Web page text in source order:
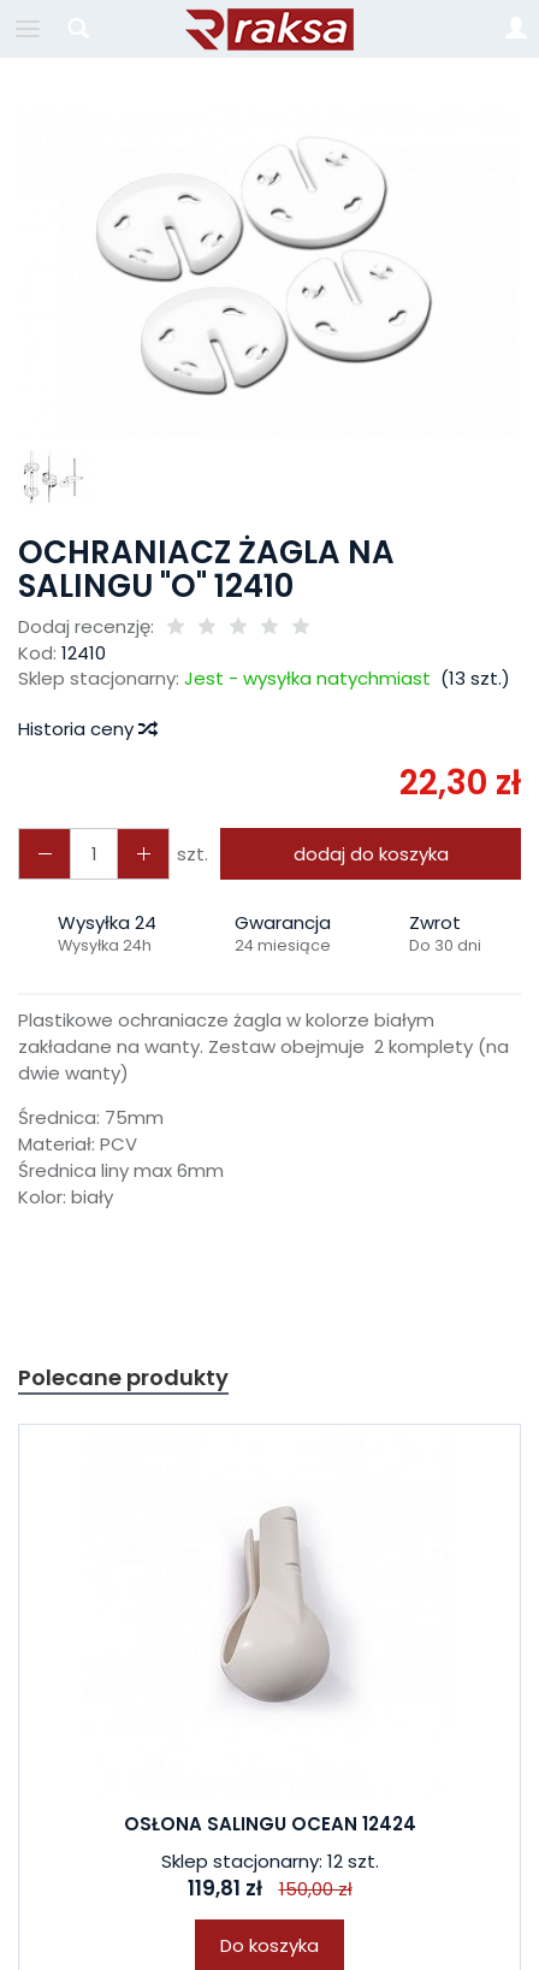
OCHRANIACZ ŻAGLA NA
SALINGU "O" 12410
Dodaj recenzję:
Kod: 12410
Sklep stacjonarny: Jest - wysyłka natychmiast (13 szt.)
Historia ceny
22,30 zł
szt. dodaj do koszyka
Wysyłka 24
Wysyłka 24h
Gwarancja
24 miesiące
Zwrot
Do 30 dni
Plastikowe ochraniacze żagla w kolorze białym
zakładane na wanty. Zestaw obejmuje 2 komplety (na
dwie wanty)
Średnica: 75mm
Materiał: PCV
Średnica liny max 6mm
Kolor: biały
Polecane produkty
OSŁONA SALINGU OCEAN 12424
Sklep stacjonarny: 12 szt.
119,81 zł 150,00 zł
Do koszyka